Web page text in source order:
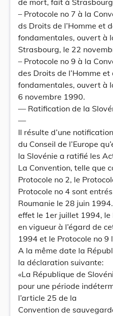
de mort, fait à
– Protocole no 7 à la
ds Droits de l’Homme et
fondamentales, ouvert à
Strasbourg, le 22
– Protocole no 9 à la
des Droits de l’Homme
fondamentales, ouvert à
6 novembre 1990.
— Ratification de la
—
Il résulte d’une
du Conseil de l’Europe
la Slovénie a ratifié les
La Convention, telle que
Protocole no 2, le
Protocole no 4 sont
Roumanie le 28 juin
effet le 1er juillet 1994, le
en vigueur à l’égard de
1994 et le Protocole no
A la même date la
la déclaration suivante:
«La République de
pour une période
l’article 25 de la
Convention de